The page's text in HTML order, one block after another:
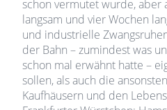
schon vermutet wurde, aber
langsam und vier Wochen
und industrielle
der Bahn – zumindest was
schon mal erwähnt hatte –
sollen, als auch die
Kaufhäusern und den